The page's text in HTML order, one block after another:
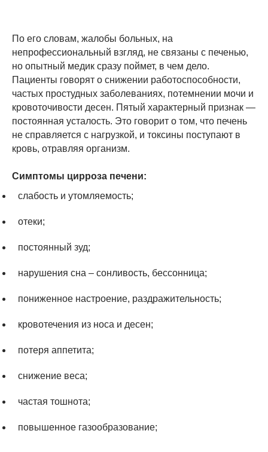
По его словам, жалобы больных, на
непрофессиональный взгляд, не связаны с печенью,
но опытный медик сразу поймет, в чем дело.
Пациенты говорят о снижении работоспособности,
частых простудных заболеваниях, потемнении мочи и
кровоточивости десен. Пятый характерный признак —
постоянная усталость. Это говорит о том, что печень
не справляется с нагрузкой, и токсины поступают в
кровь, отравляя организм.
Симптомы цирроза печени:
слабость и утомляемость;
отеки;
постоянный зуд;
нарушения сна – сонливость, бессонница;
пониженное настроение, раздражительность;
кровотечения из носа и десен;
потеря аппетита;
снижение веса;
частая тошнота;
повышенное газообразование;